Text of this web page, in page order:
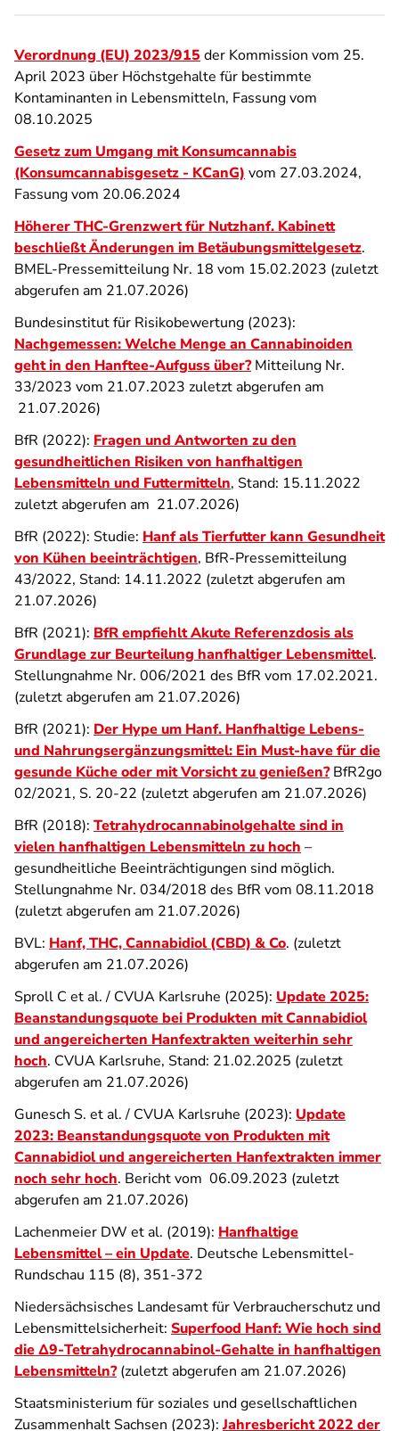
Verordnung (EU) 2023/915 der Kommission vom 25.
April 2023 über Höchstgehalte für bestimmte
Kontaminanten in Lebensmitteln, Fassung vom
08.10.2025
Gesetz zum Umgang mit Konsumcannabis
(Konsumcannabisgesetz - KCanG) vom 27.03.2024,
Fassung vom 20.06.2024
Höherer THC-Grenzwert für Nutzhanf. Kabinett
beschließt Änderungen im Betäubungsmittelgesetz.
BMEL-Pressemitteilung Nr. 18 vom 15.02.2023 (zuletzt
abgerufen am 21.07.2026)
Bundesinstitut für Risikobewertung (2023):
Nachgemessen: Welche Menge an Cannabinoiden
geht in den Hanftee-Aufguss über?Mitteilung Nr.
33/2023 vom 21.07.2023 zuletzt abgerufen am
21.07.2026)
BfR (2022): Fragen und Antworten zu den
gesundheitlichen Risiken von hanfhaltigen
Lebensmitteln und Futtermitteln, Stand: 15.11.2022
zuletzt abgerufen am 21.07.2026)
BfR (2022): Studie: Hanf als Tierfutter kann Gesundheit
von Kühen beeinträchtigen, BfR-Pressemitteilung
43/2022, Stand: 14.11.2022 (zuletzt abgerufen am
21.07.2026)
BfR (2021): BfR empfiehlt Akute Referenzdosis als
Grundlage zur Beurteilung hanfhaltiger Lebensmittel.
Stellungnahme Nr. 006/2021 des BfR vom 17.02.2021.
(zuletzt abgerufen am 21.07.2026)
BfR (2021): Der Hype um Hanf. Hanfhaltige Lebens-
und Nahrungsergänzungsmittel: Ein Must-have für die
gesunde Küche oder mit Vorsicht zu genießen?BfR2go
02/2021, S. 20-22 (zuletzt abgerufen am 21.07.2026)
BfR (2018): Tetrahydrocannabinolgehalte sind in
vielen hanfhaltigen Lebensmitteln zu hoch –
gesundheitliche Beeinträchtigungen sind möglich.
Stellungnahme Nr. 034/2018 des BfR vom 08.11.2018
(zuletzt abgerufen am 21.07.2026)
BVL: Hanf, THC, Cannabidiol (CBD) & Co. (zuletzt
abgerufen am 21.07.2026)
Sproll C et al. / CVUA Karlsruhe (2025): Update 2025:
Beanstandungsquote bei Produkten mit Cannabidiol
und angereicherten Hanfextrakten weiterhin sehr
hoch. CVUA Karlsruhe, Stand: 21.02.2025 (zuletzt
abgerufen am 21.07.2026)
Gunesch S. et al. / CVUA Karlsruhe (2023): Update
2023: Beanstandungsquote von Produkten mit
Cannabidiol und angereicherten Hanfextrakten immer
noch sehr hoch. Bericht vom 06.09.2023 (zuletzt
abgerufen am 21.07.2026)
Lachenmeier DW et al. (2019): Hanfhaltige
Lebensmittel – ein Update. Deutsche Lebensmittel-
Rundschau 115 (8), 351-372
Niedersächsisches Landesamt für Verbraucherschutz und
Lebensmittelsicherheit: Superfood Hanf: Wie hoch sind
die Δ9-Tetrahydrocannabinol-Gehalte in hanfhaltigen
Lebensmitteln?(zuletzt abgerufen am 21.07.2026)
Staatsministerium für soziales und gesellschaftlichen
Zusammenhalt Sachsen (2023):Jahresbericht 2022 der